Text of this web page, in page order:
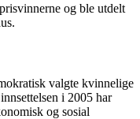
og ble utdelt
valgte kvinnelige
i 2005 har
og sosial